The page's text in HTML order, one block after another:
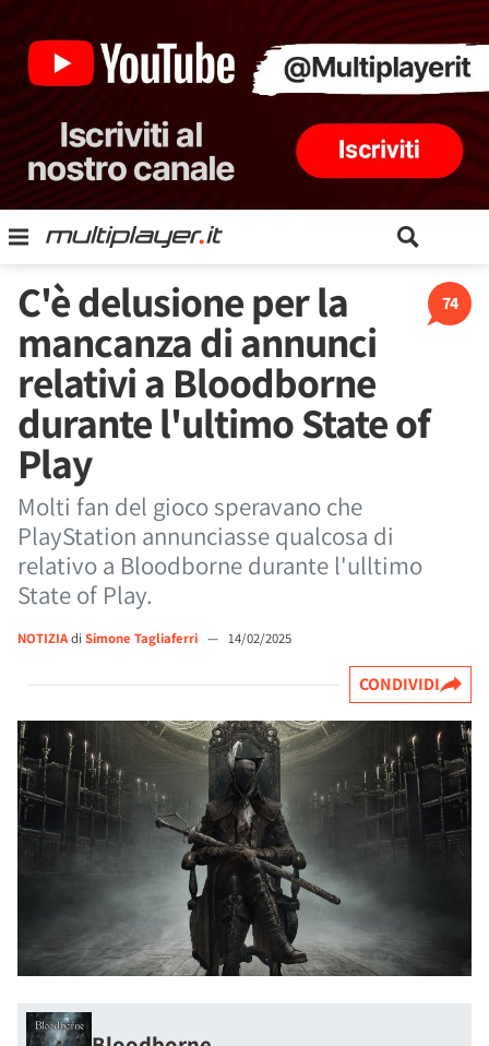
74
C'è delusione per la
mancanza di annunci
relativi a Bloodborne
durante l'ultimo State of
Play
Molti fan del gioco speravano che
PlayStation annunciasse qualcosa di
relativo a Bloodborne durante l'ulltimo
State of Play.
NOTIZIAdi Simone Tagliaferri — 14/02/2025
CONDIVIDI